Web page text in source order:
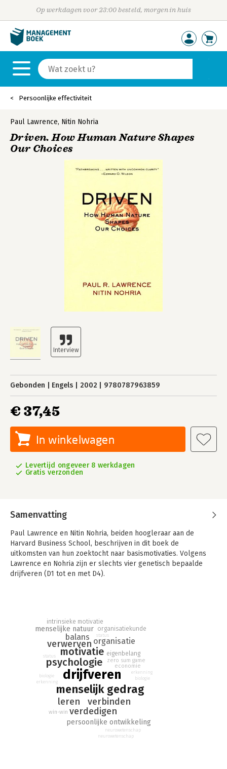
Op werkdagen voor 23:00 besteld, morgen in huis
Persoonlijke effectiviteit
Paul Lawrence, Nitin Nohria
Driven. How Human Nature Shapes
Our Choices
Gebonden Engels 2002 9780787963859
€ 37,45
In winkelwagen
Levertijd ongeveer 8 werkdagen
Gratis verzonden
Samenvatting
Paul Lawrence en Nitin Nohria, beiden hoogleraar aan de
Harvard Business School, beschrijven in dit boek de
uitkomsten van hun zoektocht naar basismotivaties. Volgens
Lawrence en Nohria zijn er slechts vier genetisch bepaalde
drijfveren (D1 tot en met D4).
andere mensen.
D3: De drijfveer tot leren: het willen verkennen van de
omgeving en van onze eigen geest.
D4: De drijfveer tot verdedigen: het willen beschermen van de
materiële en immateriële zaken die we hebben.
De auteurs maken een aantal praktische vertalingen naar het
organisatiedomein. Bedrijven die hun medewerkers helpen om
alle vier deze basisbehoeften te bevredigen, zullen
succesvoller zijn dan organisaties die zich slechts op één of
twee behoeften richten.
drijfveren
menselijk gedrag
psychologie
motivatie
verbinden
verdedigen
leren
verwerven
balans organisatie
persoonlijke ontwikkeling
menselijke natuur
intrinsieke motivatie
organisatiekunde
eigenbelang
zero sum game
economie
win-win
erkenning
status
neurowetenschap
biologie
erkenning
status
neurowetenschap
biologie